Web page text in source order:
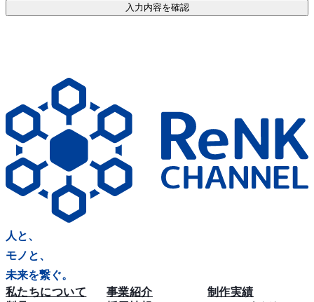
入力内容を確認
人と、
モノと、
未来を繋ぐ。
私たちについて
事業紹介
制作実績